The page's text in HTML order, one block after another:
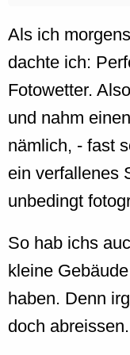
Als ich
dachte ich:
Fotowetter.
und nahm
nämlich, - fast
ein verfallenes
unbedingt
So hab ichs
kleine
haben. Denn
doch abreissen.